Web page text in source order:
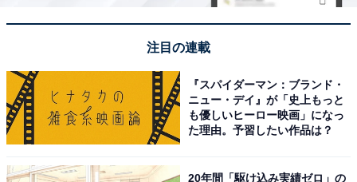
している転職フェアで、なんとなく会社の雰囲気を感じ
5位は「気軽に参加できる」。「少し気になっていて応
募するか迷っている、という会社があれば、気軽に話を
聞きに行ける（女性、22歳のときに参加）」「面接時に
聞きづらいことでも、イベントなら気軽に質問できた
（男性、41歳のときに参加）」など、採用面接とは違う
注目の連載
『スパイダーマン：ブランド・
ニュー・デイ』が「史上もっと
も優しいヒーロー映画」になっ
た理由。予習したい作品は？
20年間「駆け込み実績ゼロ」の